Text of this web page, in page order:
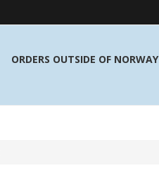
ORDERS OUTSIDE OF NORWAY